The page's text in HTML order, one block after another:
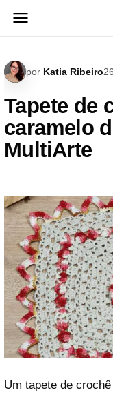
para
por Katia Ribeiro
Tapete de
caramelo
MultiArte
Um tapete de